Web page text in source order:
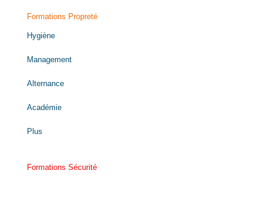
Formations Propreté
Hygiène
Management
Alternance
Académie
Plus
Formations Sécurité